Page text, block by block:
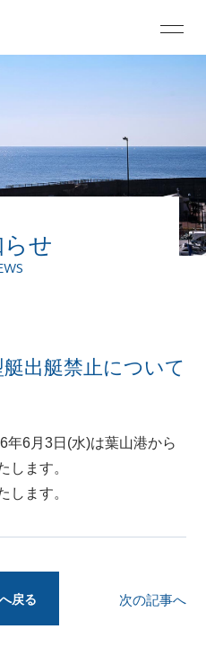
せ
出艇禁止について
年6月3日(水)は葉山港から
します。
します。
戻る 次の記事へ